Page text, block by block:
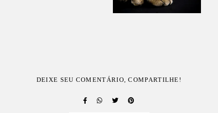
DEIXE SEU COMENTÁRIO, COMPARTILHE!